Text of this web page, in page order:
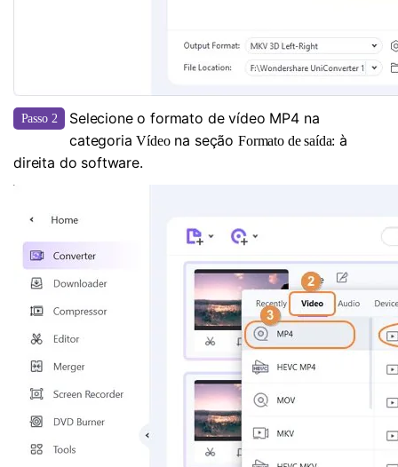
Passo 2
Selecione o formato de vídeo MP4 na
categoriaVídeona seçãoFormato de saída: à
direita do software.